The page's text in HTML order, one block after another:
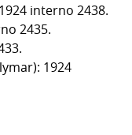
interno 2438.
2435.
1924